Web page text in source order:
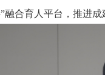
融合育人平台，推进